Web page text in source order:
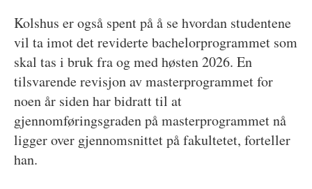
Kolshus er også spent på å se hvordan studentene
vil ta imot det reviderte bachelorprogrammet som
skal tas i bruk fra og med høsten 2026. En
tilsvarende revisjon av masterprogrammet for
noen år siden har bidratt til at
gjennomføringsgraden på masterprogrammet nå
ligger over gjennomsnittet på fakultetet, forteller
han.